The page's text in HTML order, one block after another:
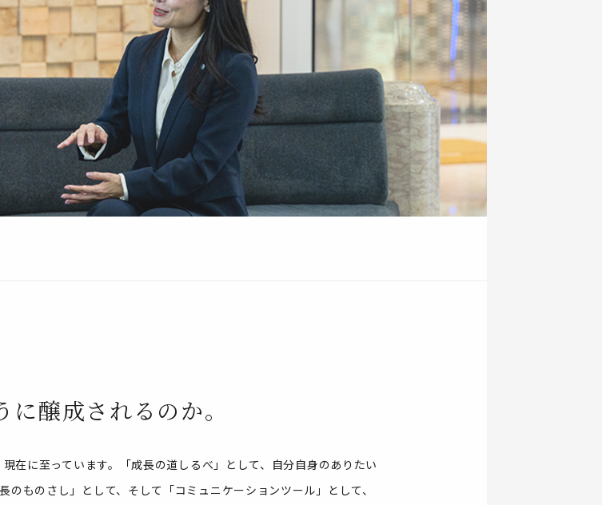
醸成されるのか。
在に至っています。「成長の道しるべ」として、自分自身のありたい
のものさし」として、そして「コミュニケーションツール」として、